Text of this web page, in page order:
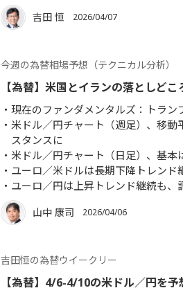
吉田 恒 2026/04/07
今週の為替相場予想（テクニカル分析）
【為替】米国とイランの落としど
現在のファンダメンタルズ：トラン
米ドル／円チャート（週足）、移
スタンスに
米ドル／円チャート（日足）、基本
ユーロ／米ドルは長期下降トレンド
ユーロ／円は上昇トレンド継続も
山中 康司 2026/04/06
吉田恒の為替ウイークリー
【為替】4/6-4/10の米ドル／円を予